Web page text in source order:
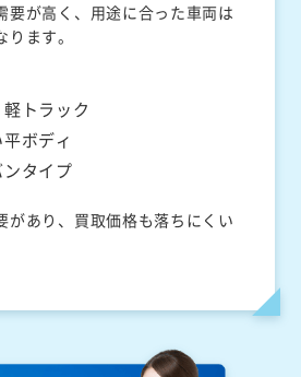
要が高く、用途に合った車両は
ます。
トラック
ボディ
タイプ
があり、買取価格も落ちにくい